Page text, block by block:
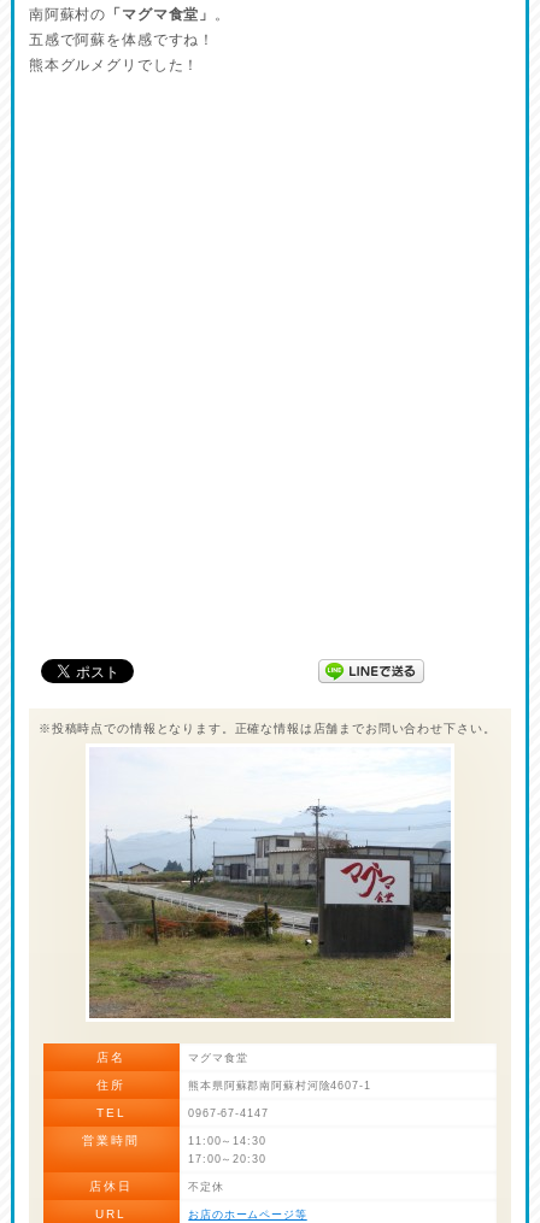
南阿蘇村の 「マグマ食堂」 。
五感で阿蘇を体感ですね！
熊本グルメグリでした！
※投稿時点での情報となります。正確な情報は店舗までお問い合わせ下さい。
店名 マグマ食堂
住所 熊本県阿蘇郡南阿蘇村河陰4607-1
TEL 0967-67-4147
営業時間
11:00～14:30
17:00～20:30
店休日 不定休
URL お店のホームページ等